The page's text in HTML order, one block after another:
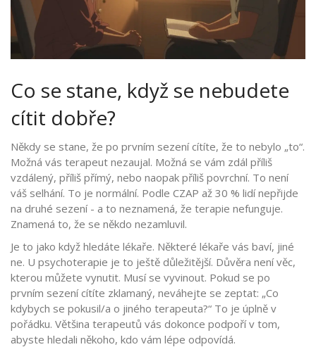
Co se stane, když se nebudete
cítit dobře?
Někdy se stane, že po prvním sezení cítíte, že to nebylo „to“.
Možná vás terapeut nezaujal. Možná se vám zdál příliš
vzdálený, příliš přímý, nebo naopak příliš povrchní. To není
váš selhání. To je normální. Podle CZAP až 30 % lidí nepřijde
na druhé sezení - a to neznamená, že terapie nefunguje.
Znamená to, že se někdo nezamluvil.
Je to jako když hledáte lékaře. Některé lékaře vás baví, jiné
ne. U psychoterapie je to ještě důležitější. Důvěra není věc,
kterou můžete vynutit. Musí se vyvinout. Pokud se po
prvním sezení cítíte zklamaný, neváhejte se zeptat: „Co
kdybych se pokusil/a o jiného terapeuta?“ To je úplně v
pořádku. Většina terapeutů vás dokonce podpoří v tom,
abyste hledali někoho, kdo vám lépe odpovídá.